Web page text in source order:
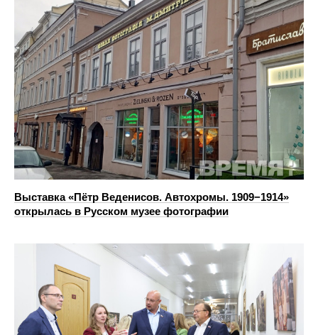
Выставка «Пётр Веденисов. Автохромы. 1909−1914»
открылась в Русском музее фотографии